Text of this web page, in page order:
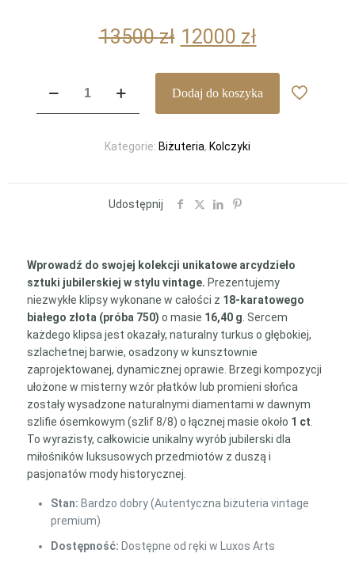
13500zł Pierwotna
wynosiła:
13500 zł.
12000 złAktualna
wynosi:
12000 zł.
Ekskluzywne
Klipsy
i
Diamentami
(16,40
g)
–
Rękodzieło
Dodaj do koszyka
Kategorie: Biżuteria, Kolczyki
Udostępnij
Wprowadź do swojej kolekcji unikatowe arcydzieło
sztuki jubilerskiej w stylu vintage. Prezentujemy
niezwykłe klipsy wykonane w całości z 18-karatowego
białego złota (próba 750) o masie 16,40 g . Sercem
każdego klipsa jest okazały, naturalny turkus o głębokiej,
szlachetnej barwie, osadzony w kunsztownie
zaprojektowanej, dynamicznej oprawie. Brzegi kompozycji
ułożone w misterny wzór płatków lub promieni słońca
zostały wysadzone naturalnymi diamentami w dawnym
szlifie ósemkowym (szlif 8/8) o łącznej masie około 1 ct
To wyrazisty, całkowicie unikalny wyrób jubilerski dla
miłośników luksusowych przedmiotów z duszą i
pasjonatów mody historycznej.
Stan: Bardzo dobry (Autentyczna biżuteria vintage
premium)
Dostępność: Dostępne od ręki w Luxos Arts